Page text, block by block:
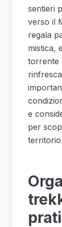
sentieri
verso il
regala
mistica,
torrente
e
per
territorio.